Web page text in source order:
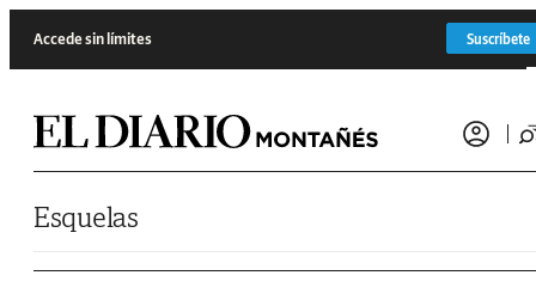
Accede sin límites Suscríbete
Esquelas